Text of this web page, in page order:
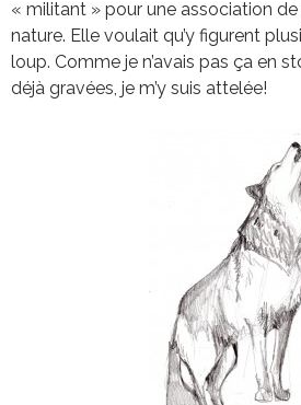
« militant » pour une association
nature. Elle voulait qu’y figurent
loup. Comme je n’avais pas ça en
déjà gravées, je m’y suis attelée!